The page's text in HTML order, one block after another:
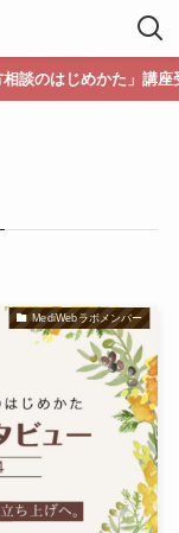
めかた」講座受講生募
MediWebラボメンバー